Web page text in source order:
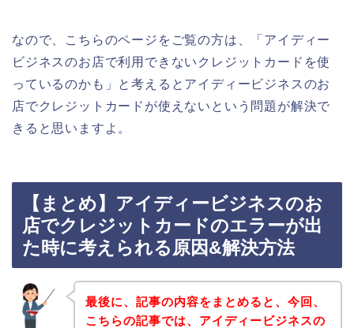
なので、こちらのページをご覧の方は、「アイディー
ビジネスのお店で利用できないクレジットカードを使
っているのかも」と考えるとアイディービジネスのお
店でクレジットカードが使えないという問題が解決で
きると思いますよ。
【まとめ】アイディービジネスのお
店でクレジットカードのエラーが出
た時に考えられる原因&解決方法
最後に、記事の内容をまとめると、今回、
こちらの記事では、アイディービジネスの